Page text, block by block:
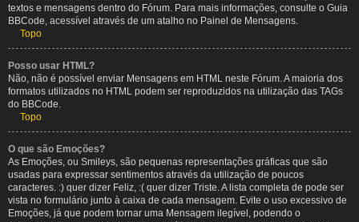
textos e mensagens dentro do Fórum. Para mais informações, consulte o Guia
BBCode, acessível através de um atalho no Painel de Mensagens.
Topo
Posso usar HTML?
Não, não é possível enviar Mensagens em HTML neste Fórum. A maioria dos
formatos utilizados no HTML podem ser reproduzidos na utilização das TAGs
do BBCode.
Topo
O que são Emoções?
As Emoções, ou Smileys, são pequenas representações gráficas que são
usadas para expressar sentimentos através da utilização de poucos
caracteres. :) quer dizer Feliz, :( quer dizer Triste. A lista completa de pode ser
vista no formulário junto à caixa de cada mensagem. Evite o uso excessivo de
Emoções, já que podem tornar uma Mensagem ilegível, podendo o